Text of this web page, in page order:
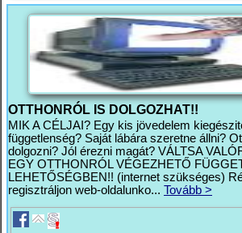
OTTHONRÓL IS DOLGOZHAT!!
MIK A CÉLJAI? Egy kis jövedelem
függetlenség? Saját lábára szeretne állni?
dolgozni? Jól érezni magát? VÁLTSA
EGY OTTHONRÓL VÉGEZHETŐ
LEHETŐSÉGBEN!! (internet szükséges)
regisztráljon web-oldalunko... Tovább >